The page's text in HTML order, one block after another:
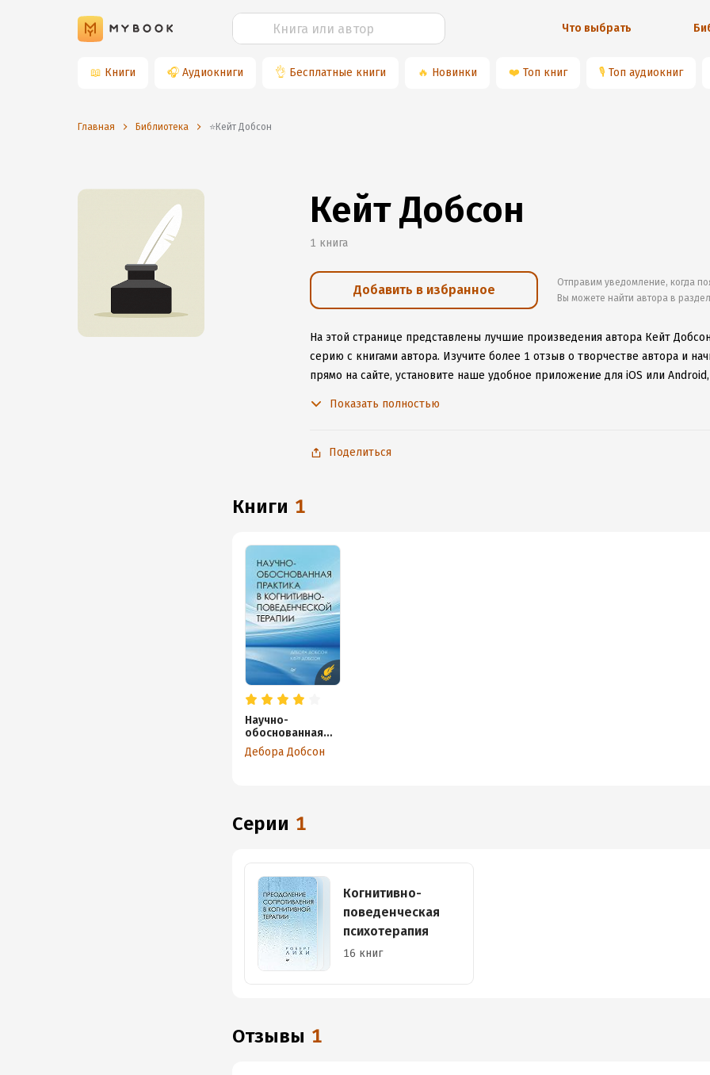
Что выбрать
📖 Книги 🎧 Аудиокниги 👌 Бесплатные книги 🔥 Новинки ❤️ Топ книг 🎙 Топ аудиокниг
Главная Библиотека ⭐️Кейт Добсон
Кейт Добсон
1 книга
Добавить в избранное
Отправим уведомление, когда
Вы можете найти автора в
На этой странице представлены лучшие произведения автора Кейт
серию с книгами автора. Изучите более 1 отзыв о творчестве автора и
прямо на сайте, установите наше удобное приложение для iOS или
Показать полностью
Поделиться
книги 1
Научно-
обоснованная
практика в
когнитивно-
Дебора Добсон
Серии 1
Когнитивно-
поведенческая
психотерапия
16 книг
Отзывы 1